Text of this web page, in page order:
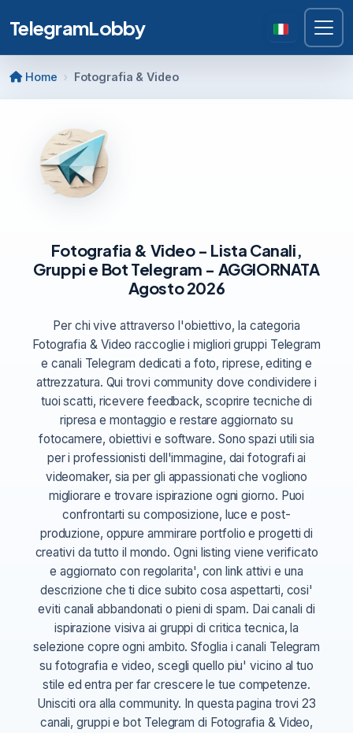
TelegramLobby
Home Fotografia & Video
Fotografia & Video - Lista Canali,
Gruppi e Bot Telegram - AGGIORNATA
Agosto 2026
Per chi vive attraverso l'obiettivo, la categoria
Fotografia & Video raccoglie i migliori gruppi Telegram
e canali Telegram dedicati a foto, riprese, editing e
attrezzatura. Qui trovi community dove condividere i
tuoi scatti, ricevere feedback, scoprire tecniche di
ripresa e montaggio e restare aggiornato su
fotocamere, obiettivi e software. Sono spazi utili sia
per i professionisti dell'immagine, dai fotografi ai
videomaker, sia per gli appassionati che vogliono
migliorare e trovare ispirazione ogni giorno. Puoi
confrontarti su composizione, luce e post-
produzione, oppure ammirare portfolio e progetti di
creativi da tutto il mondo. Ogni listing viene verificato
e aggiornato con regolarita', con link attivi e una
descrizione che ti dice subito cosa aspettarti, cosi'
eviti canali abbandonati o pieni di spam. Dai canali di
ispirazione visiva ai gruppi di critica tecnica, la
selezione copre ogni ambito. Sfoglia i canali Telegram
su fotografia e video, scegli quello piu' vicino al tuo
stile ed entra per far crescere le tue competenze.
Unisciti ora alla community. In questa pagina trovi 23
canali, gruppi e bot Telegram di Fotografia & Video,